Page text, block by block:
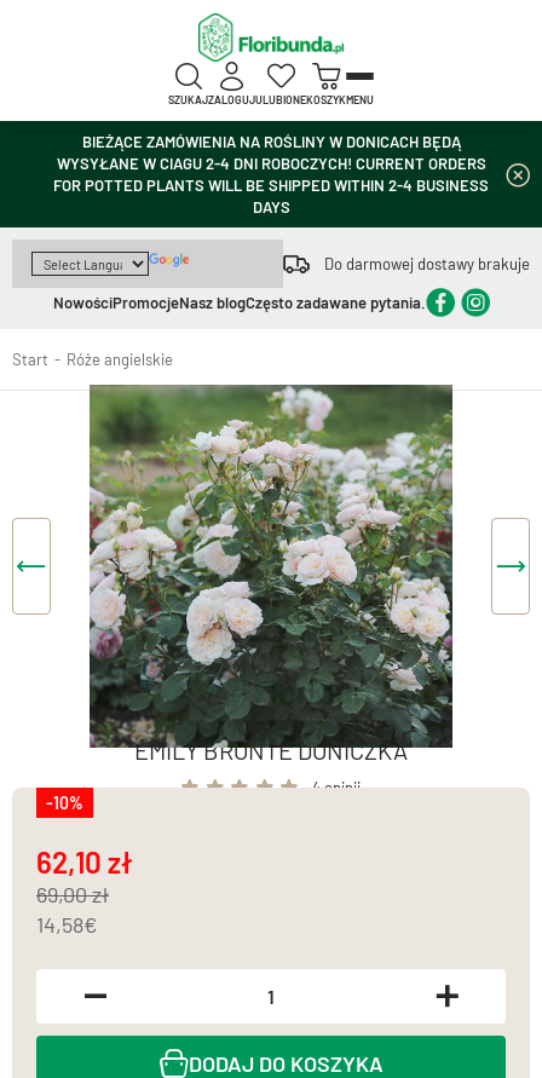
BIEŻĄCE ZAMÓWIENIA NA ROŚLINY W DONICACH BĘDĄ
WYSYŁANE W CIAGU 2-4 DNI ROBOCZYCH! CURRENT ORDERS
FOR POTTED PLANTS WILL BE SHIPPED WITHIN 2-4 BUSINESS
DAYS
Do darmowej dostawy brakuje
NowościPromocjeNasz blogCzęsto zadawane pytania.
SZUKAJZALOGUJULUBIONEKOSZYKMENU
Start Róże angielskie
EMILY BRONTE DONICZKA
4 opinii
-10%
62,10
69,00
14,58
DODAJ DO KOSZYKA